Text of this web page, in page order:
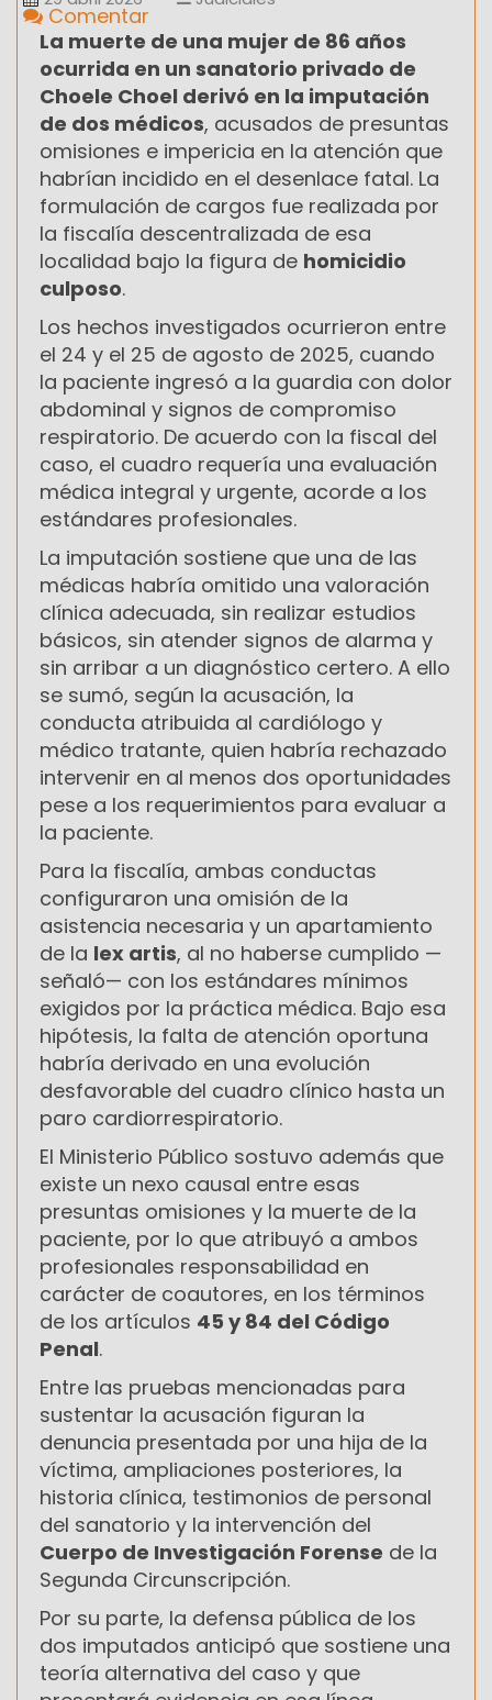
Comentar
La muerte de una mujer de 86 años
ocurrida en un sanatorio privado de
Choele Choel derivó en la imputación
de dos médicos, acusados de presuntas
omisiones e impericia en la atención que
habrían incidido en el desenlace fatal. La
formulación de cargos fue realizada por
la fiscalía descentralizada de esa
localidad bajo la figura de homicidio
culposo.
Los hechos investigados ocurrieron entre
el 24 y el 25 de agosto de 2025, cuando
la paciente ingresó a la guardia con dolor
abdominal y signos de compromiso
respiratorio. De acuerdo con la fiscal del
caso, el cuadro requería una evaluación
médica integral y urgente, acorde a los
estándares profesionales.
La imputación sostiene que una de las
médicas habría omitido una valoración
clínica adecuada, sin realizar estudios
básicos, sin atender signos de alarma y
sin arribar a un diagnóstico certero. A ello
se sumó, según la acusación, la
conducta atribuida al cardiólogo y
médico tratante, quien habría rechazado
intervenir en al menos dos oportunidades
pese a los requerimientos para evaluar a
la paciente.
Para la fiscalía, ambas conductas
configuraron una omisión de la
asistencia necesaria y un apartamiento
de la lex artis, al no haberse cumplido —
señaló— con los estándares mínimos
exigidos por la práctica médica. Bajo esa
hipótesis, la falta de atención oportuna
habría derivado en una evolución
desfavorable del cuadro clínico hasta un
paro cardiorrespiratorio.
El Ministerio Público sostuvo además que
existe un nexo causal entre esas
presuntas omisiones y la muerte de la
paciente, por lo que atribuyó a ambos
profesionales responsabilidad en
carácter de coautores, en los términos
de los artículos 45 y 84 del Código
Penal.
Entre las pruebas mencionadas para
sustentar la acusación figuran la
denuncia presentada por una hija de la
víctima, ampliaciones posteriores, la
historia clínica, testimonios de personal
del sanatorio y la intervención del
Cuerpo de Investigación Forense de la
Segunda Circunscripción.
Por su parte, la defensa pública de los
dos imputados anticipó que sostiene una
teoría alternativa del caso y que